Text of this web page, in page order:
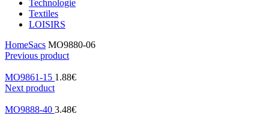
Technologie
Textiles
LOISIRS
HomeSacs MO9880-06
Previous product
MO9861-15 1.88€
Next product
MO9888-40 3.48€